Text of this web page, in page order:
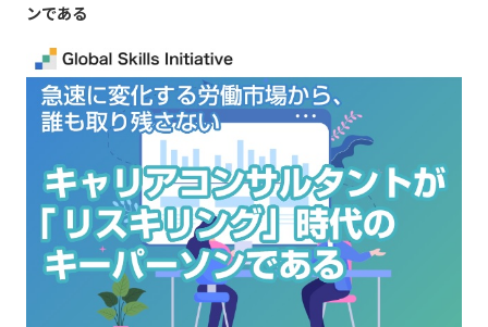
強み
会社概要
お知らせ
コンプライアンス基本方針
個人情報の取扱について
ンである